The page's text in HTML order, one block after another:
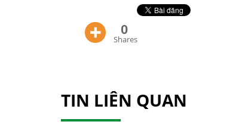
0
Shares
TIN LIÊN QUAN